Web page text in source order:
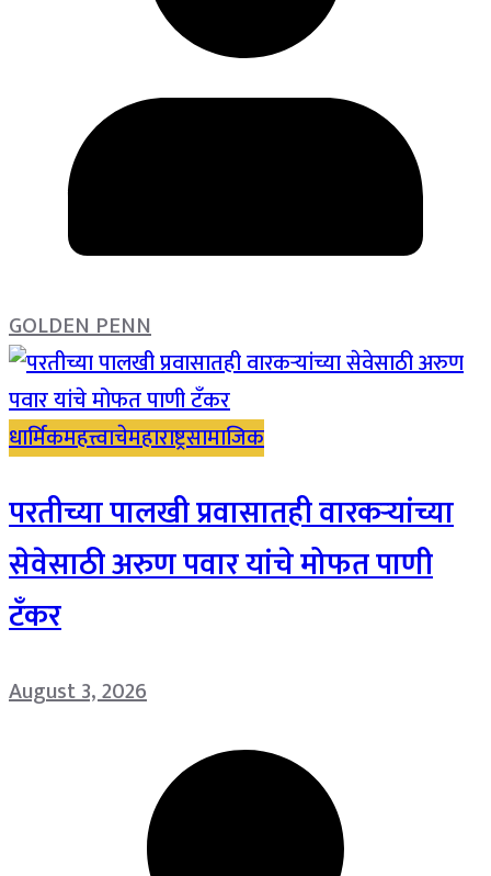
GOLDEN PENN
धार्मिकमहत्त्वाचेमहाराष्ट्रसामाजिक
परतीच्या पालखी प्रवासातही वारकऱ्यांच्या
सेवेसाठी अरुण पवार यांचे मोफत पाणी
टँकर
August 3, 2026